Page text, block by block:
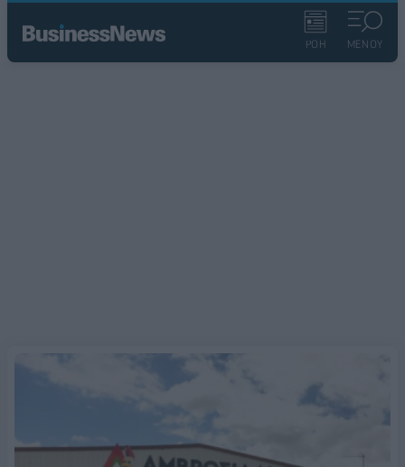
ΡΟΗ ΜΕΝΟΥ